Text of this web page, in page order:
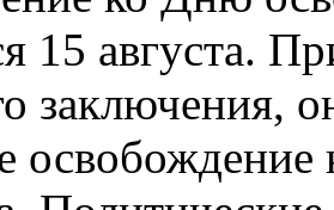
15 августа.
заключения,